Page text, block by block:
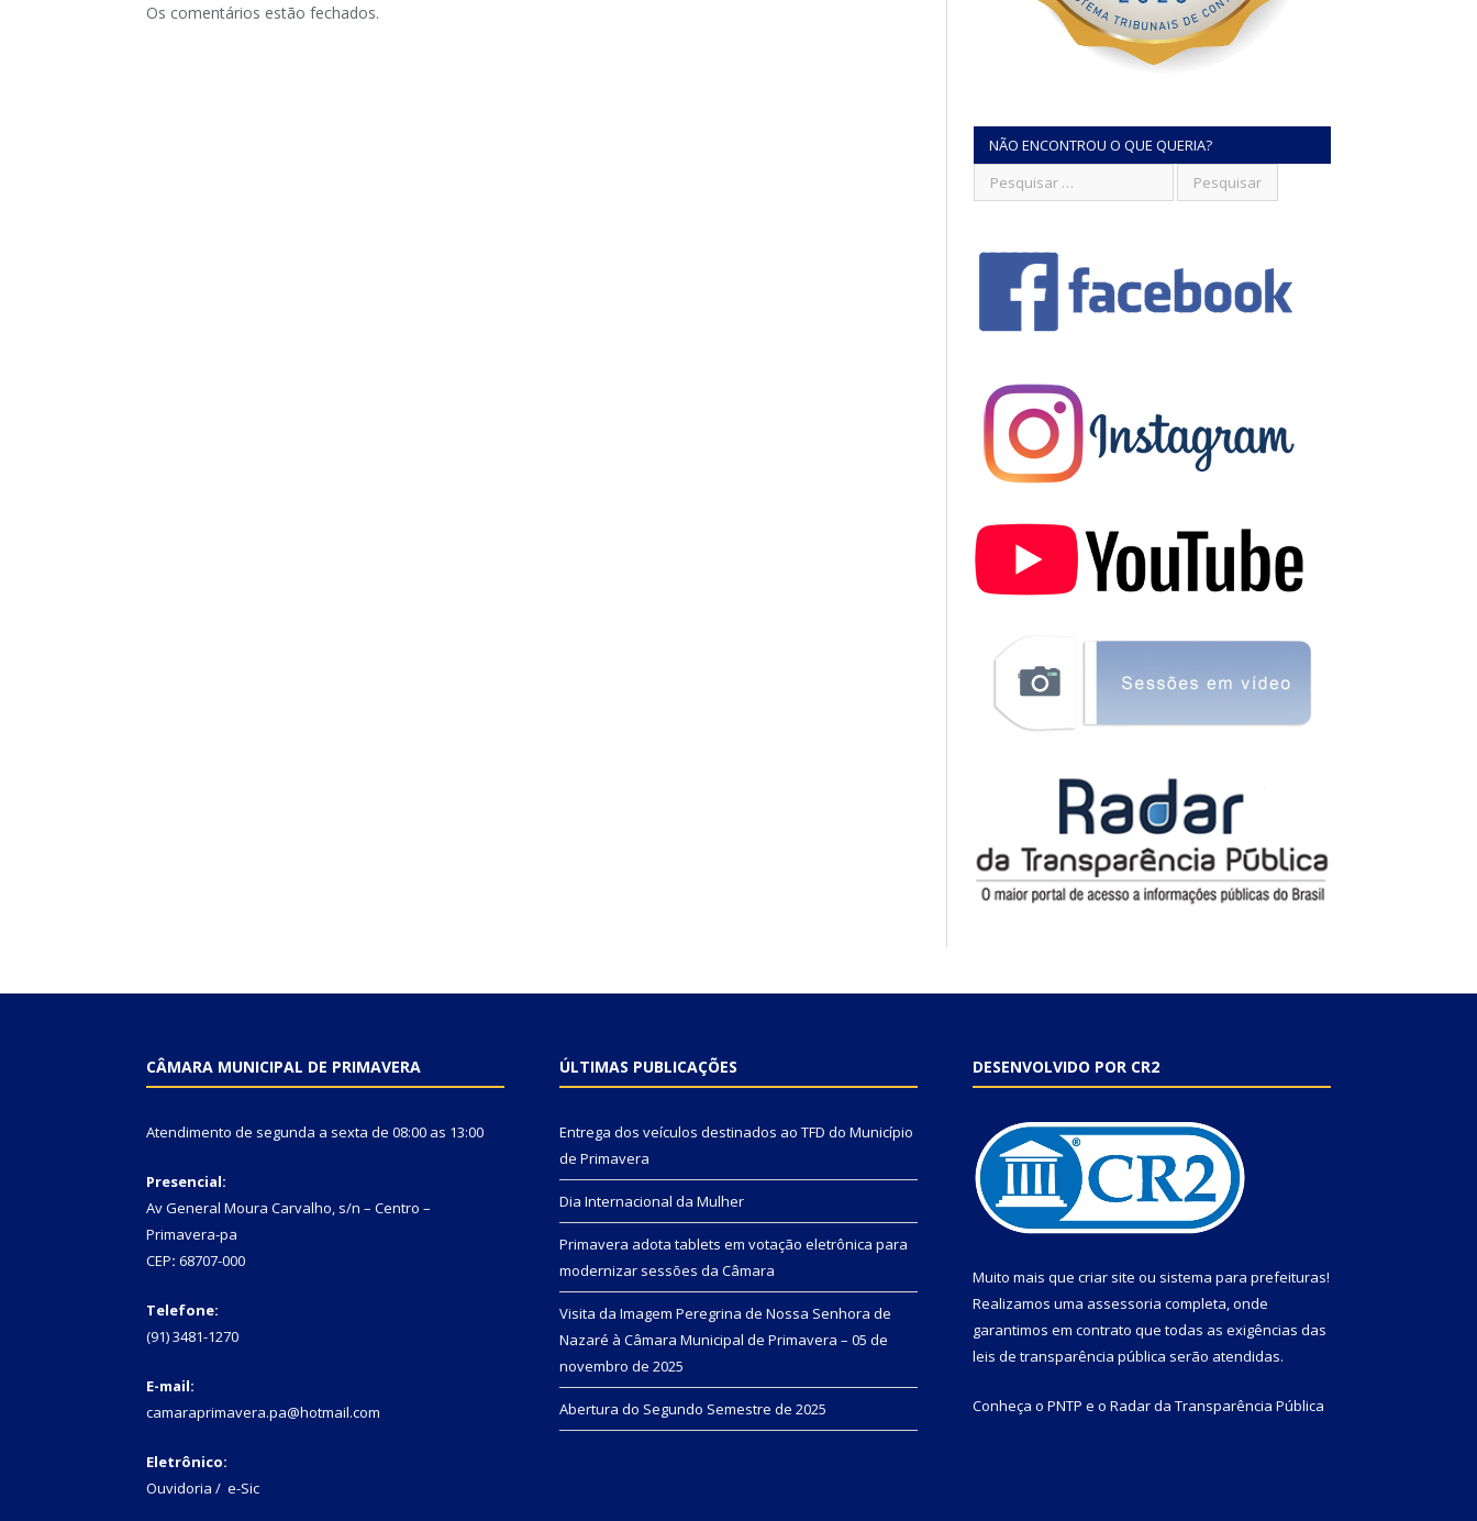
Os comentários estão fechados.
NÃO ENCONTROU O QUE QUERIA?
CÂMARA MUNICIPAL DE PRIMAVERA
Atendimento de segunda a sexta de 08:00 as 13:00
Presencial:
Av General Moura Carvalho, s/n – Centro –
Primavera-pa
CEP: 68707-000
Telefone:
(91) 3481-1270
E-mail:
camaraprimavera.pa@hotmail.com
Eletrônico:
Ouvidoria / e-Sic
ÚLTIMAS PUBLICAÇÕES
Entrega dos veículos destinados ao TFD do Município
de Primavera
Dia Internacional da Mulher
Primavera adota tablets em votação eletrônica para
modernizar sessões da Câmara
Visita da Imagem Peregrina de Nossa Senhora de
Nazaré à Câmara Municipal de Primavera – 05 de
novembro de 2025
Abertura do Segundo Semestre de 2025
DESENVOLVIDO POR CR2
Muito mais que criar site ou sistema para prefeituras!
Realizamos uma assessoria completa, onde
garantimos em contrato que todas as exigências das
leis de transparência pública serão atendidas.
Conheça o PNTP e o Radar da Transparência Pública